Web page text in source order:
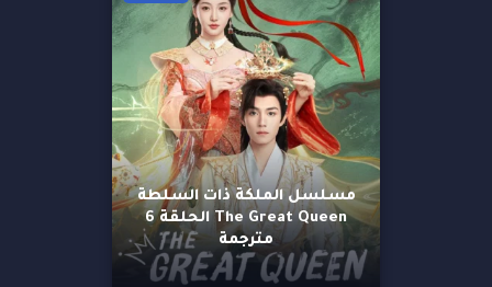
مسلسل الملكة ذات السلطة
The Great Queen الحلقة 6
مترجمة